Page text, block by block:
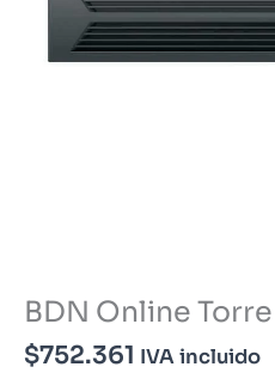
BDN Online
$752.361 IVA incluido